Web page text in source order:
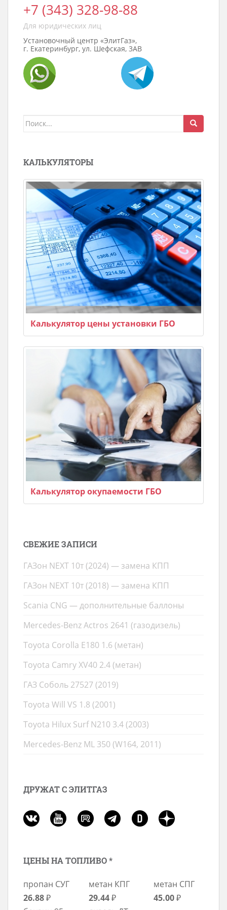
+7 (343) 328-98-88
Для юридических лиц
Установочный центр «ЭлитГаз»,
г. Екатеринбург, ул. Шефская, 3АВ
Поиск
КАЛЬКУЛЯТОРЫ
Калькулятор цены установки ГБО
Калькулятор окупаемости ГБО
СВЕЖИЕ ЗАПИСИ
ГАЗон NEXT 10т (2024) — замена КПП
ГАЗон NEXT 10т (2018) — замена КПП
Scania CNG — дополнительные баллоны
Mercedes-Benz Actros 2641 (газодизель)
Toyota Corolla E180 1.6 (метан)
Toyota Camry XV40 2.4 (метан)
ГАЗ Соболь 27527 (2019)
Toyota Will VS 1.8 (2001)
Toyota Hilux Surf N210 3.4 (2003)
Mercedes-Benz ML 350 (W164, 2011)
ДРУЖАТ С ЭЛИТГАЗ
ЦЕНЫ НА ТОПЛИВО *
пропан СУГ
26.88₽
метан КПГ
29.44₽
метан СПГ
45.00₽